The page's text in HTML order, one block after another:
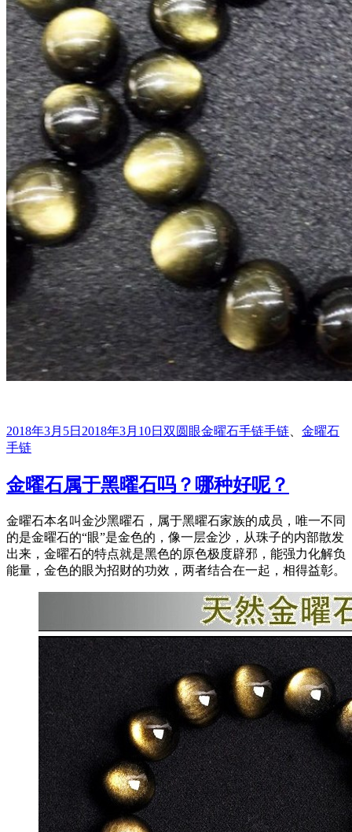
发
布
2018年3月5日 2018年3月10日 分
双圆眼金曜石手链标
手链
金曜石
手链
金曜石属于黑曜石吗？哪种好呢？
金曜石本名叫金沙黑曜石，属于黑曜石家族的成员，唯一不同
的是金曜石的“眼”是金色的，像一层金沙，从珠子的内部散发
出来，金曜石的特点就是黑色的原色极度辟邪，能强力化解负
能量，金色的眼为招财的功效，两者结合在一起，相得益彰。